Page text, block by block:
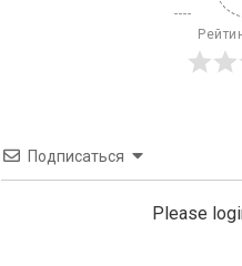
Подписаться
Please